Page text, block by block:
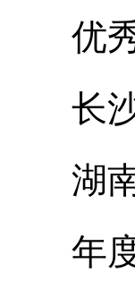
优秀
长沙
湖南
年度